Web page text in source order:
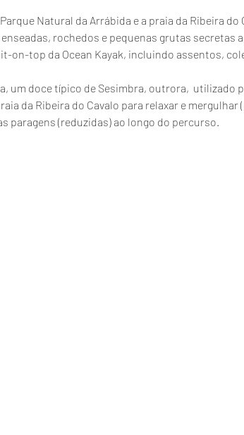
Natural da Arrábida e a praia da Ribeira
rochedos e pequenas grutas secretas
on-top da Ocean Kayak, incluindo assentos,
um doce típico de Sesimbra, outrora,  utilizado
da Ribeira do Cavalo para relaxar e mergulhar
paragens (reduzidas) ao longo do percurso.